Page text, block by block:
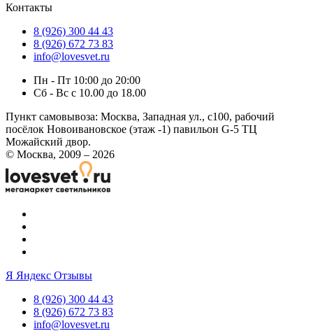
Контакты
8 (926) 300 44 43
8 (926) 672 73 83
info@lovesvet.ru
Пн - Пт 10:00 до 20:00
Сб - Вс с 10.00 до 18.00
Пункт самовывоза: Москва, Западная ул., с100, рабочий
посёлок Новоивановское (этаж -1) павильон G-5 ТЦ
Можайский двор.
© Москва, 2009 – 2026
Я Яндекс Отзывы
8 (926) 300 44 43
8 (926) 672 73 83
info@lovesvet.ru